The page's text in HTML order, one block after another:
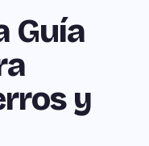
Guía
y